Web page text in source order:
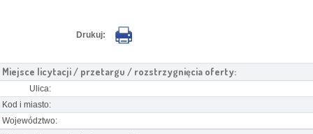
Drukuj:
Miejsce licytacji / przetargu / rozstrzygnięcia oferty:
Ulica:
Kod i miasto:
Województwo: